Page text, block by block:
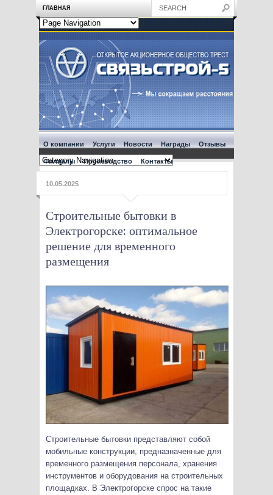
ГЛАВНАЯ
О компании Услуги Новости Награды Отзывы
Филиалы Производство Контакты
10.05.2025
Строительные бытовки в
Электрогорске: оптимальное
решение для временного
размещения
Строительные бытовки представляют собой
мобильные конструкции, предназначенные для
временного размещения персонала, хранения
инструментов и оборудования на строительных
площадках. В Электрогорске спрос на такие